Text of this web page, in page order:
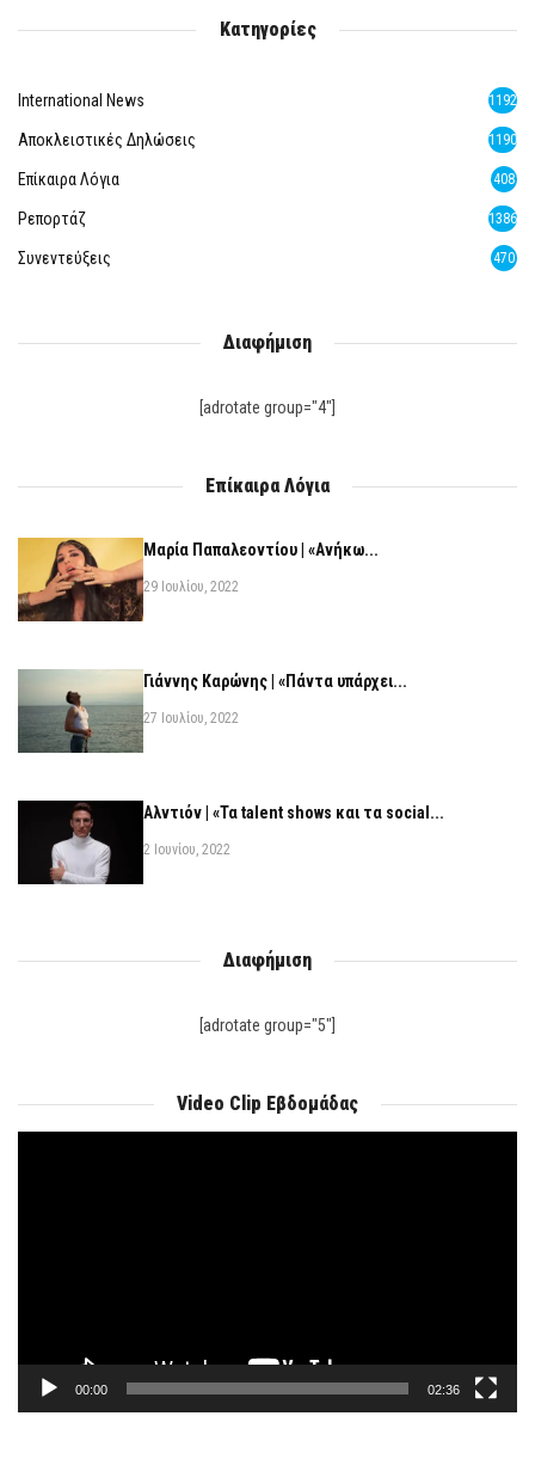
Κατηγορίες
International News 1192
Αποκλειστικές Δηλώσεις 1190
Επίκαιρα Λόγια 408
Ρεπορτάζ 1386
Συνεντεύξεις 470
Διαφήμιση
[adrotate group="4"]
Επίκαιρα Λόγια
Μαρία Παπαλεοντίου | «Ανήκω...
29 Ιουλίου, 2022
Γιάννης Καρώνης | «Πάντα υπάρχει...
27 Ιουλίου, 2022
Αλντιόν | «Τα talent shows και τα social...
2 Ιουνίου, 2022
Διαφήμιση
[adrotate group="5"]
Video Clip Εβδομάδας
00:00 02:36